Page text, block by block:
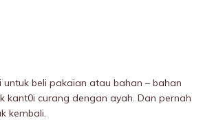
beli pakaian atau bahan – bahan
kant0i curang dengan ayah. Dan pernah
kembali.